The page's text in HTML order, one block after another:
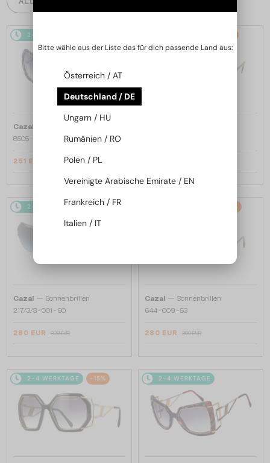
2-4 WERKTAGE
Cazal
8505 - 001 - 57
251 EUR 298 EUR
2-4 WERKTAGE -15%
Cazal — Sonnenbrillen
217/3/3 - 001 - 60
280 EUR 328 EUR
-10%
Cazal — Sonnenbrillen
644 - 009 - 53
280 EUR 309 EUR
2-4 WERKTAGE -15% 2-4 WERKTAGE
Bitte wähle aus der Liste das für dich passende Land aus:
Österreich / AT
Deutschland / DE
Ungarn / HU
Rumänien / RO
Polen / PL
Vereinigte Arabische Emirate / EN
Frankreich / FR
Italien / IT